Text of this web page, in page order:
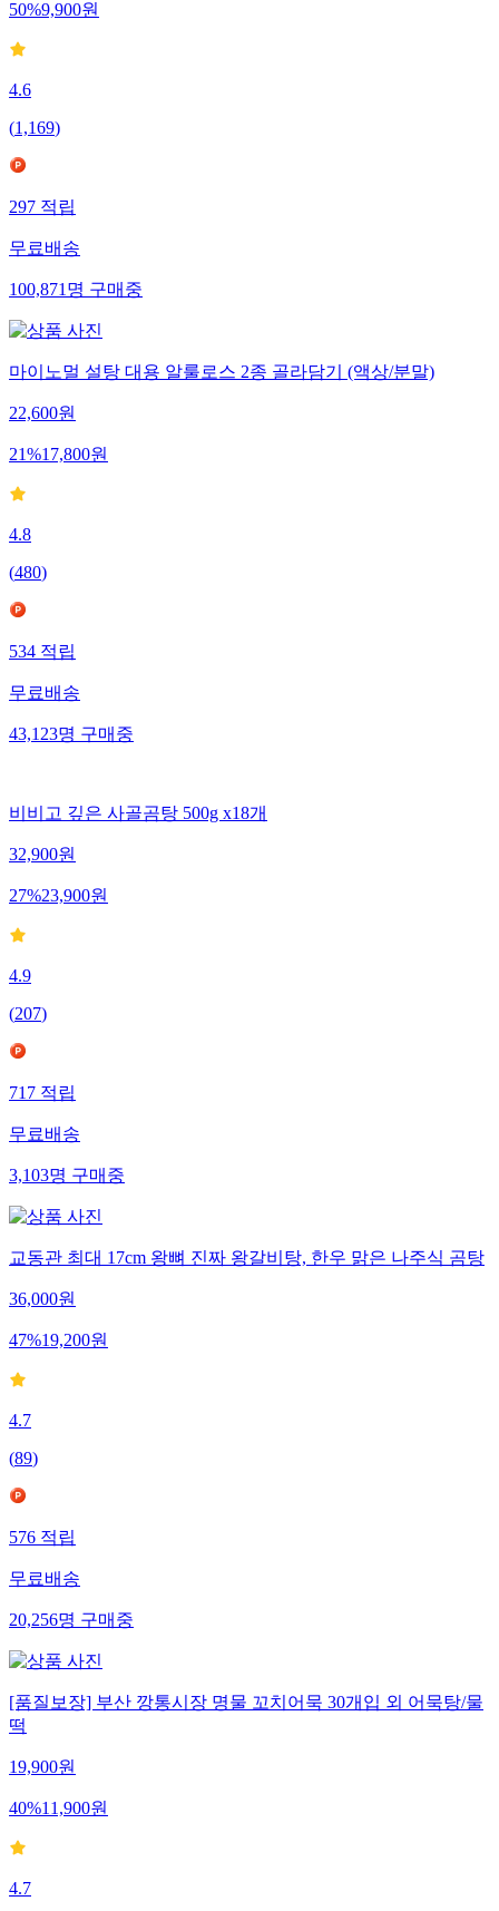
50%9,900원
4.6
(1,169)
297적립
무료배송
100,871명구매중
마이노멀 설탕 대용 알룰로스 2종 골라담기 (액상/분말)
22,600원
21%17,800원
4.8
(480)
534적립
무료배송
43,123명구매중
비비고 깊은 사골곰탕 500g x18개
32,900원
27%23,900원
4.9
(207)
717적립
무료배송
3,103명구매중
교동관 최대 17cm 왕뼈 진짜 왕갈비탕, 한우 맑은 나주식 곰탕
36,000원
47%19,200원
4.7
(89)
576적립
무료배송
20,256명구매중
[품질보장] 부산 깡통시장 명물 꼬치어묵 30개입 외 어묵탕/물
떡
19,900원
40%11,900원
4.7